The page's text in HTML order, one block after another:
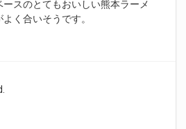
スのとてもおいしい熊本ラーメ
く合いそうです。